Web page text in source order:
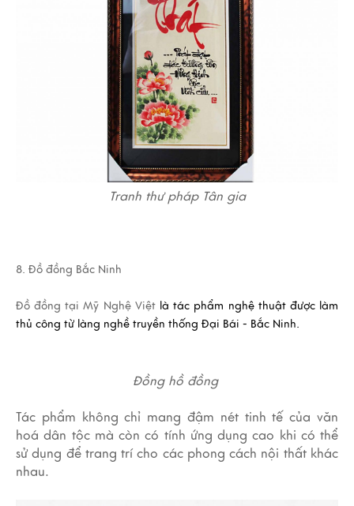
Tranh thư pháp Tân gia
8. Đồ đồng Bắc Ninh
Đồ đồng tại Mỹ Nghệ Việtlà tác phẩm nghệ thuật được làm
thủ công từ làng nghề truyền thống Đại Bái - Bắc Ninh.
Đồng hồ đồng
Tác phẩm không chỉ mang đậm nét tinh tế của văn
hoá dân tộc mà còn có tính ứng dụng cao khi có thể
sử dụng để trang trí cho các phong cách nội thất khác
nhau.